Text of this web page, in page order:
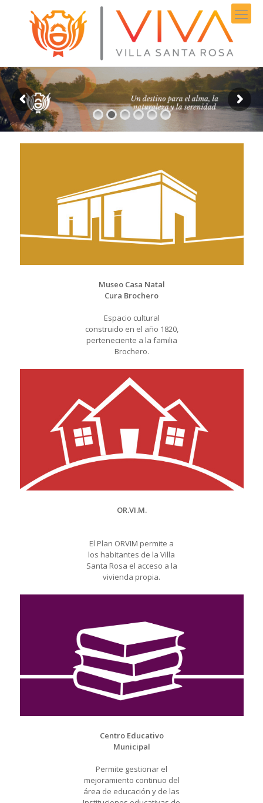
Museo Casa Natal
Cura Brochero
Espacio cultural
construido en el año 1820,
perteneciente a la familia
Brochero.
OR.VI.M.
El Plan ORVIM permite a
los habitantes de la Villa
Santa Rosa el acceso a la
vivienda propia.
Centro Educativo
Municipal
Permite gestionar el
mejoramiento continuo del
área de educación y de las